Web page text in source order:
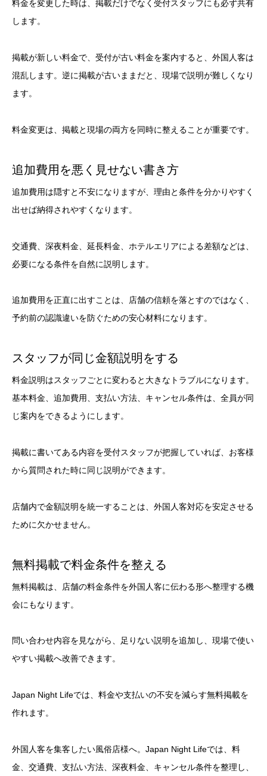
料金を変更した時は、掲載だけでなく受付スタッフにも必ず共有
します。
掲載が新しい料金で、受付が古い料金を案内すると、外国人客は
混乱します。逆に掲載が古いままだと、現場で説明が難しくなり
ます。
料金変更は、掲載と現場の両方を同時に整えることが重要です。
追加費用を悪く見せない書き方
追加費用は隠すと不安になりますが、理由と条件を分かりやすく
出せば納得されやすくなります。
交通費、深夜料金、延長料金、ホテルエリアによる差額などは、
必要になる条件を自然に説明します。
追加費用を正直に出すことは、店舗の信頼を落とすのではなく、
予約前の認識違いを防ぐための安心材料になります。
スタッフが同じ金額説明をする
料金説明はスタッフごとに変わると大きなトラブルになります。
基本料金、追加費用、支払い方法、キャンセル条件は、全員が同
じ案内をできるようにします。
掲載に書いてある内容を受付スタッフが把握していれば、お客様
から質問された時に同じ説明ができます。
店舗内で金額説明を統一することは、外国人客対応を安定させる
ために欠かせません。
無料掲載で料金条件を整える
無料掲載は、店舗の料金条件を外国人客に伝わる形へ整理する機
会にもなります。
問い合わせ内容を見ながら、足りない説明を追加し、現場で使い
やすい掲載へ改善できます。
Japan Night Lifeでは、料金や支払いの不安を減らす無料掲載を
作れます。
外国人客を集客したい風俗店様へ。Japan Night Lifeでは、料
金、交通費、支払い方法、深夜料金、キャンセル条件を整理し、